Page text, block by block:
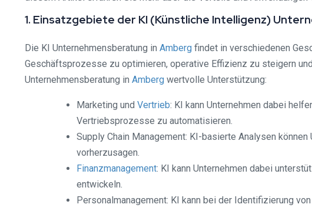
1. Einsatzgebiete der KI (Künstliche Intelligenz)
Die KI Unternehmensberatung in Amberg findet in verschiedenen
Geschäftsprozesse zu optimieren, operative Effizienz zu steigern
Unternehmensberatung in Amberg wertvolle Unterstützung:
Marketing und Vertrieb: KI kann Unternehmen dabei
Vertriebsprozesse zu automatisieren.
Supply Chain Management: KI-basierte Analysen
vorherzusagen.
Finanzmanagement: KI kann Unternehmen dabei
entwickeln.
Personalmanagement: KI kann bei der Identifizierung